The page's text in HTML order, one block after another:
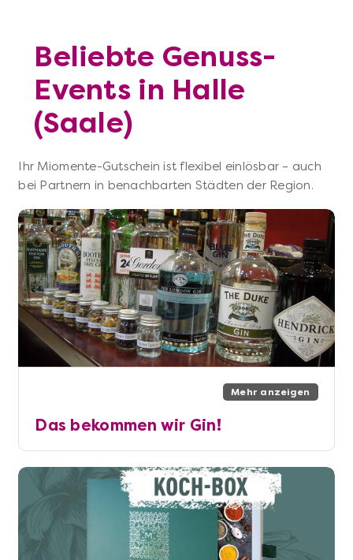
Beliebte Genuss-
Events in Halle
(Saale)
Ihr Miomente-Gutschein ist flexibel einlösbar – auch
bei Partnern in benachbarten Städten der Region.
Mehr anzeigen
Das bekommen wir Gin!